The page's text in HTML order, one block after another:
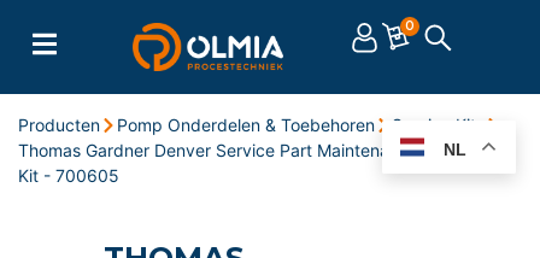
0
Producten Pomp Onderdelen & Toebehoren
Service Kits
Thomas Gardner Denver Service Part Maintenance Rebuild
Kit - 700605
NL